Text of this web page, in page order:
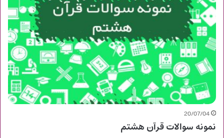
20/07/04
نمونه سوالات قرآن هشتم